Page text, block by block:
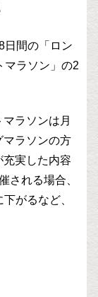
日間の「ロン
マラソン」の2
ラソンは月
マラソンの方
実した内容
される場合、
がるなど、